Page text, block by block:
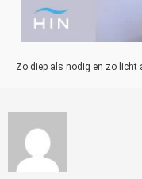
Zo diep als nodig en zo licht